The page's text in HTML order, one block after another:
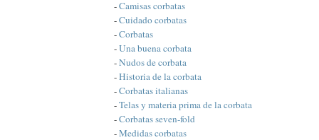
-Camisas corbatas
-Cuidado corbatas
-Corbatas
-Una buena corbata
-Nudos de corbata
-Historia de la corbata
-Corbatas italianas
-Telas y materia prima de la corbata
-Corbatas seven-fold
-Medidas corbatas